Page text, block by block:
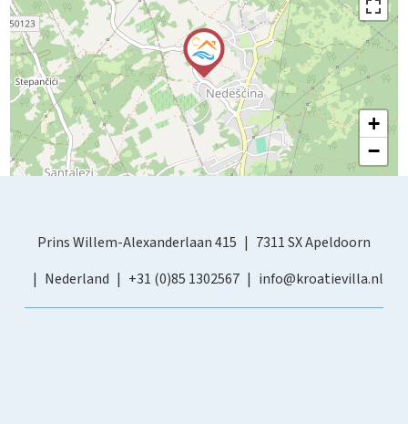
+
−
Prins Willem-Alexanderlaan 415
7311 SX Apeldoorn
Nederland
+31 (0)85 1302567 info@kroatievilla.nl